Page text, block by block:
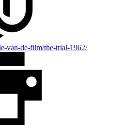
van-de-film/the-trial-1962/